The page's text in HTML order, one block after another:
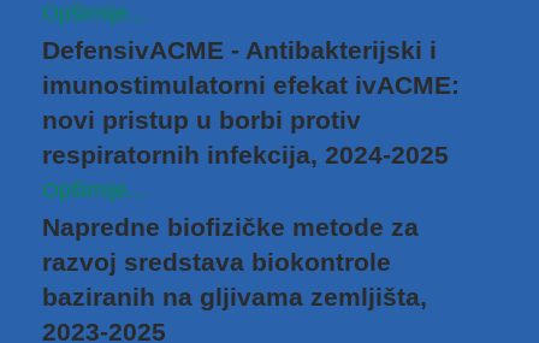
Opširnije...
DefensivACME - Antibakterijski i
imunostimulatorni efekat ivACME:
novi pristup u borbi protiv
respiratornih infekcija, 2024-2025
Opširnije...
Napredne biofizičke metode za
razvoj sredstava biokontrole
baziranih na gljivama zemljišta,
2023-2025